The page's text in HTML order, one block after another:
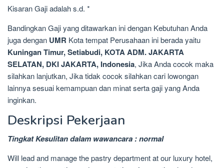
Kisaran Gaji adalah s.d. *
Bandingkan Gaji yang ditawarkan ini dengan Kebutuhan Anda
juga dengan UMR Kota tempat Perusahaan ini berada yaitu
Kuningan Timur, Setiabudi, KOTA ADM. JAKARTA
SELATAN, DKI JAKARTA, Indonesia, Jika Anda cocok maka
silahkan lanjutkan, Jika tidak cocok silahkan cari lowongan
lainnya sesuai kemampuan dan minat serta gaji yang Anda
inginkan.
Deskripsi Pekerjaan
Tingkat Kesulitan dalam wawancara : normal
Will lead and manage the pastry department at our luxury hotel,